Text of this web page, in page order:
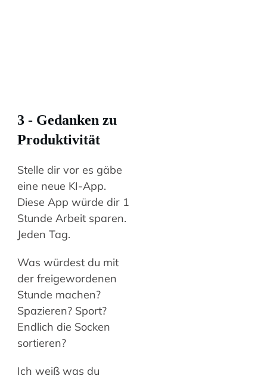
3 - Gedanken zu
Produktivität
Stelle dir vor es gäbe
eine neue KI-App.
Diese App würde dir 1
Stunde Arbeit sparen.
Jeden Tag.
Was würdest du mit
der freigewordenen
Stunde machen?
Spazieren? Sport?
Endlich die Socken
sortieren?
Ich weiß was du